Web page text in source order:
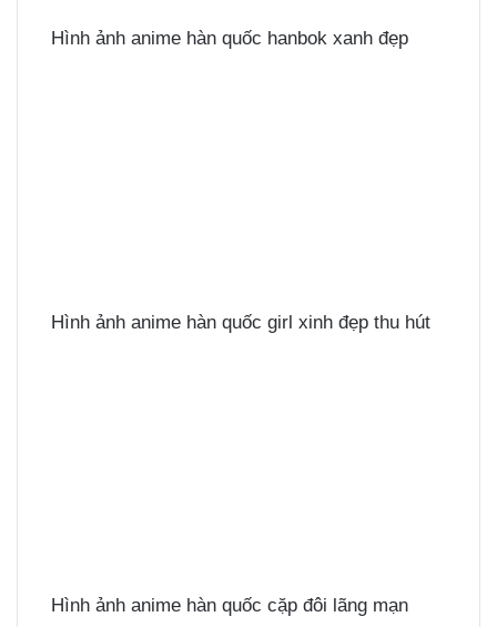
Hình ảnh anime hàn quốc hanbok xanh đẹp
Hình ảnh anime hàn quốc girl xinh đẹp thu hút
Hình ảnh anime hàn quốc cặp đôi lãng mạn